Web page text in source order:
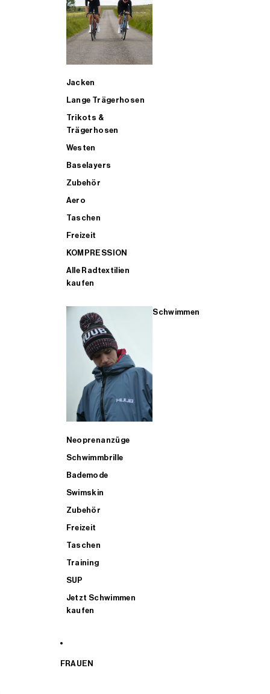
Jacken
Lange Trägerhosen
Trikots &
Trägerhosen
Westen
Baselayers
Zubehör
Aero
Taschen
Freizeit
KOMPRESSION
Alle Radtextilien
kaufen
Schwimmen
Neoprenanzüge
Schwimmbrille
Bademode
Swimskin
Zubehör
Freizeit
Taschen
Training
SUP
Jetzt Schwimmen
kaufen
FRAUEN
ALLE TRIATHLONARTIKEL FÜR MÄNNER KAUFEN